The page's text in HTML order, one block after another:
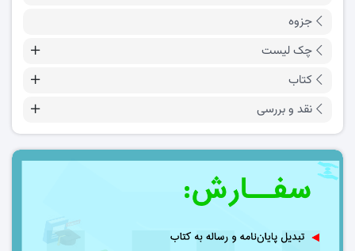
جزوه
چک لیست
کتاب
نقد و بررسی